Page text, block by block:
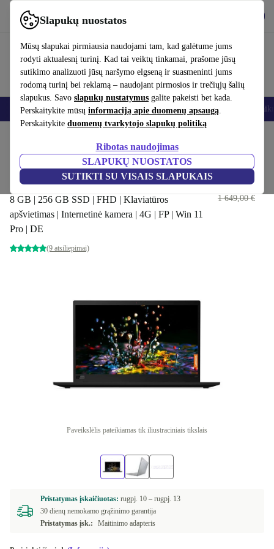
Slapukų nuostatos
Mūsų slapukai pirmiausia naudojami tam, kad galėtume jums
rodyti aktualesnį turinį. Kad tai veiktų tinkamai, prašome jūsų
sutikimo analizuoti jūsų naršymo elgseną ir suasmeninti jums
rodomą turinį bei reklamą – naudojant pirmosios ir trečiųjų šalių
slapukus. Savo slapukų nustatymus galite pakeisti bet kada.
Perskaitykite mūsų informaciją apie duomenų apsaugą.
Perskaitykite duomenų tvarkytojo slapukų politiką
Ribotas naudojimas
SLAPUKŲ NUOSTATOS
SUTIKTI SU VISAIS SLAPUKAIS
Naudok refurbed greitai ir paprastai
Išmanieji telefonai Nešiojamieji kompiuteriai Planšetės Išmanieji
Lenovo ThinkPad X1 Carbon G7
| i5-8365U | 14"
8 GB | 256 GB SSD | FHD | Klaviatūros
apšvietimas | Internetinė kamera | 4G | FP | Win 11
Pro | DE
(9 atsiliepimai)
296,78 €
1 649,00 €
Paveikslėlis pateikiamas tik iliustraciniais tikslais
Pristatymas įskaičiuotas: rugpj. 10 – rugpj. 13
30 dienų nemokamo grąžinimo garantija
Pristatymas įsk.:
Maitinimo adapteris